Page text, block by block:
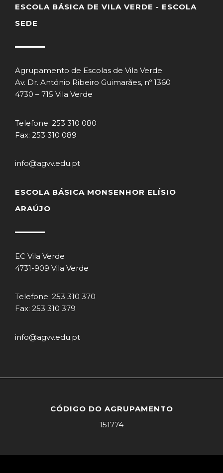
ESCOLA BÁSICA DE VILA VERDE - ESCOLA
SEDE
Agrupamento de Escolas de Vila Verde
Av. Dr. António Ribeiro Guimarães, nº 1360
4730 – 715 Vila Verde
Telefone: 253 310 080
Fax: 253 310 089
info@agvv.edu.pt
ESCOLA BÁSICA MONSENHOR ELÍSIO
ARAÚJO
EC Vila Verde
4731-909 Vila Verde
Telefone: 253 310 370
Fax: 253 310 379
info@agvv.edu.pt
CÓDIGO DO AGRUPAMENTO
151774